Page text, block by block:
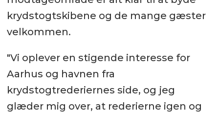
krydstogtskibene og de mange gæster
velkommen.
"Vi oplever en stigende interesse for
Aarhus og havnen fra
krydstogtrederiernes side, og jeg
glæder mig over, at rederierne igen og